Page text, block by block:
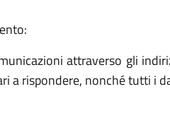
attraverso gli
a rispondere, nonché tutti i